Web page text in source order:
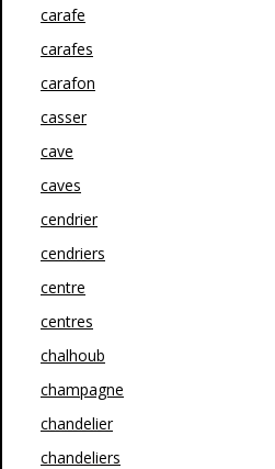
carafe
carafes
carafon
casser
cave
caves
cendrier
cendriers
centre
centres
chalhoub
champagne
chandelier
chandeliers